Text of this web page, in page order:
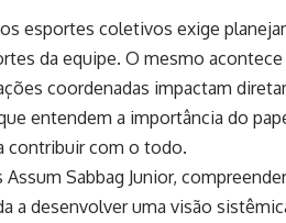
esportes coletivos exige
da equipe. O mesmo
coordenadas impactam
entendem a importância do
contribuir com o todo.
Assum Sabbag Junior,
a desenvolver uma visão